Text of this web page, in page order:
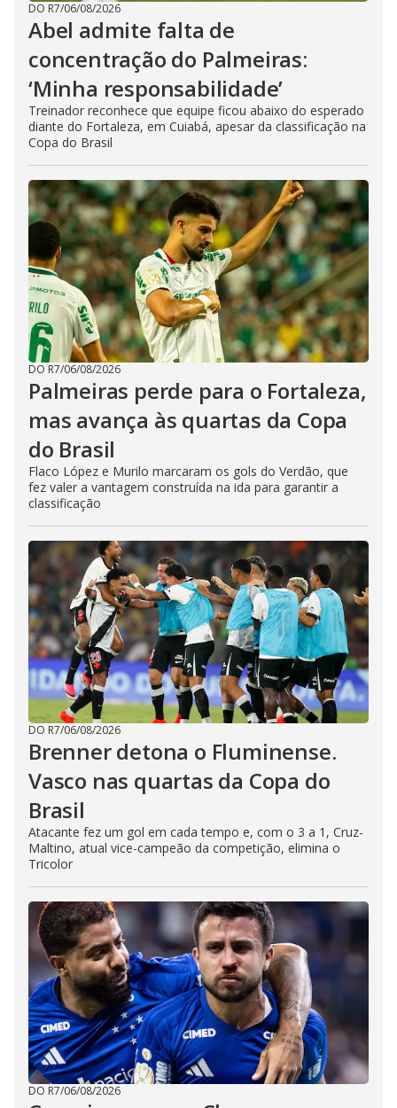
DO R7/06/08/2026
Abel admite falta de
concentração do Palmeiras:
‘Minha responsabilidade’
Treinador reconhece que equipe ficou abaixo do esperado
diante do Fortaleza, em Cuiabá, apesar da classificação na
Copa do Brasil
DO R7/06/08/2026
Palmeiras perde para o Fortaleza,
mas avança às quartas da Copa
do Brasil
Flaco López e Murilo marcaram os gols do Verdão, que
fez valer a vantagem construída na ida para garantir a
classificação
DO R7/06/08/2026
Brenner detona o Fluminense.
Vasco nas quartas da Copa do
Brasil
Atacante fez um gol em cada tempo e, com o 3 a 1, Cruz-
Maltino, atual vice-campeão da competição, elimina o
Tricolor
DO R7/06/08/2026